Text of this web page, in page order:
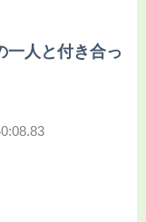
一人と付き合っ